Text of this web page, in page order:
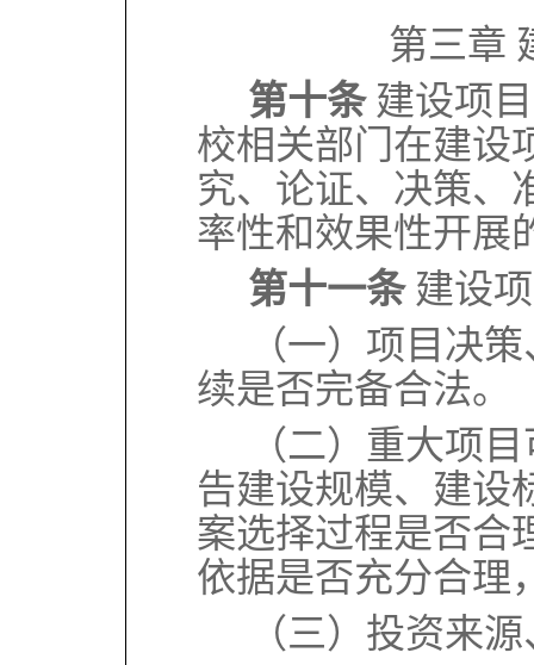
第三章
第十条 建设项
校相关部门在建设
究、论证、决策、
率性和效果性开展
第十一条 建设
（一）项目决
续是否完备合法。
（二）重大项
告建设规模、建设
案选择过程是否合
依据是否充分合理
（三）投资来